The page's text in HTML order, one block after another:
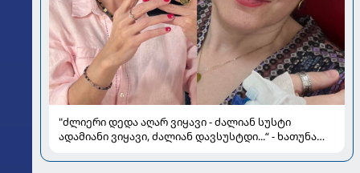
"ძლიერი დედა აღარ ვიყავი - ძალიან სუსტი
ადამიანი ვიყავი, ძალიან დავსუსტდი...“ - ხათუნა
შესახებ